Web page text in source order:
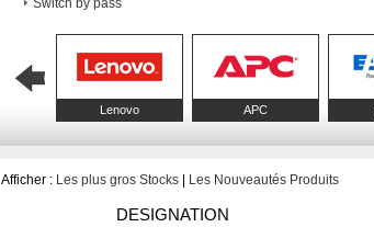
Switch by pass
Lenovo APC
Afficher : Les plus gros Stocks Les Nouveautés Produits
DESIGNATION